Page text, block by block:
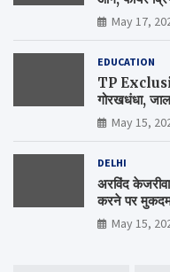
May 17,
EDUCATION
TP
गोरखधंधा,
कब जागेगा ?
May 15,
DELHI
अरविंद
करने पर
May 15,